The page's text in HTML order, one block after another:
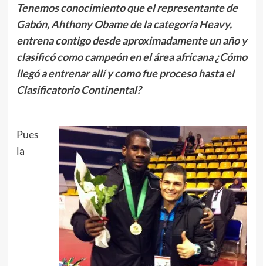
Tenemos conocimiento que el representante de
Gabón, Ahthony Obame de la categoría Heavy,
entrena contigo desde aproximadamente un año y
clasificó como campeón en el área africana ¿Cómo
llegó a entrenar allí y como fue proceso hasta el
Clasificatorio Continental?
Pues
la